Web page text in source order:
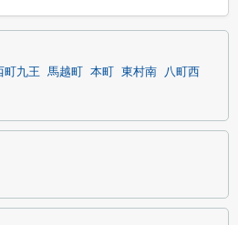
町九王 馬越町 本町 東村南 八町西